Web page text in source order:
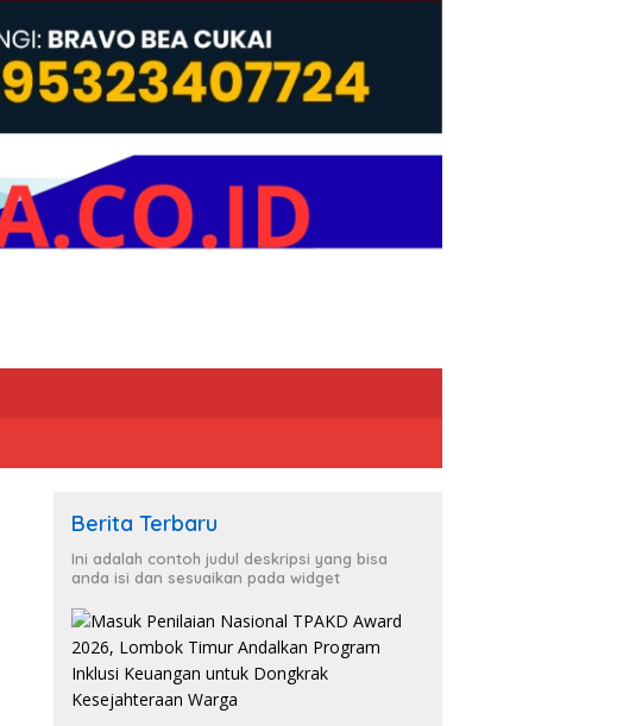
Berita Terbaru
Ini adalah contoh judul deskripsi yang bisa
anda isi dan sesuaikan pada widget